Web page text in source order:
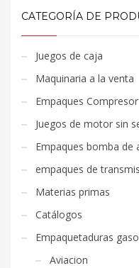
CATEGORÍA DE
Juegos de caja
Maquinaria a la venta
Empaques Compresor
Juegos de motor sin
Empaques bomba de
empaques de
Materias primas
Catálogos
Empaquetaduras
Aviacion